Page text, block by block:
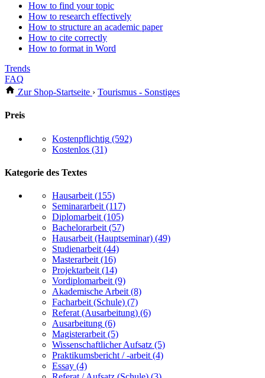
How to find your topic
How to research effectively
How to structure an academic paper
How to cite correctly
How to format in Word
Trends
FAQ
Zur Shop-Startseite › Tourismus - Sonstiges
Preis
Kostenpflichtig (592)
Kostenlos (31)
Kategorie des Textes
Hausarbeit (155)
Seminararbeit (117)
Diplomarbeit (105)
Bachelorarbeit (57)
Hausarbeit (Hauptseminar) (49)
Studienarbeit (44)
Masterarbeit (16)
Projektarbeit (14)
Vordiplomarbeit (9)
Akademische Arbeit (8)
Facharbeit (Schule) (7)
Referat (Ausarbeitung) (6)
Ausarbeitung (6)
Magisterarbeit (5)
Wissenschaftlicher Aufsatz (5)
Praktikumsbericht / -arbeit (4)
Essay (4)